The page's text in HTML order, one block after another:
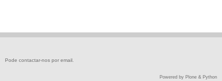
Pode contactar-nos poremail
Powered by Plone & Python